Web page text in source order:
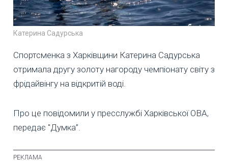
Катерина Садурська
Спортсменка з Харківщини Катерина Садурська
отримала другу золоту нагороду чемпіонату світу з
фрідайвінгу на відкритій воді.
Про це повідомили у пресслужбі Харківської ОВА,
передає "Думка”.